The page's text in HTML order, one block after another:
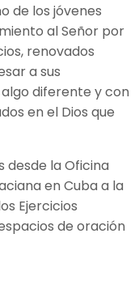
de los jóvenes
al Señor por
renovados
a sus
diferente y con
en el Dios que
desde la Oficina
en Cuba a la
Ejercicios
de oración